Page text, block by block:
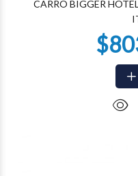
CARRO BIGGER